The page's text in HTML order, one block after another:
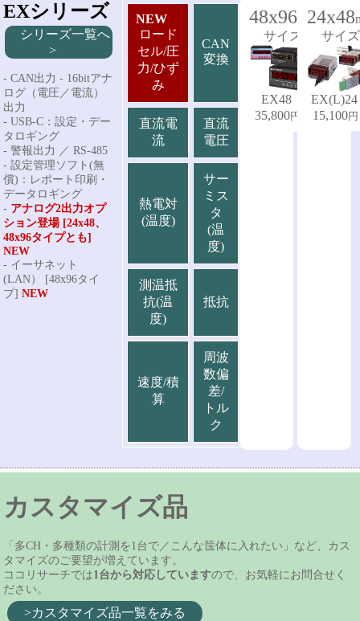
EXシリーズ
シリーズ一覧へ
>
- CAN出力 - 16bitアナ
ログ（電圧／電流）
出力
- USB-C：設定・デー
タロギング
- 警報出力 ／ RS-485
- 設定管理ソフト(無
償)：レポート印刷・
データロギング
- アナログ2出力オプ
ション登場 [24x48、
48x96タイプとも]
NEW
- イーサネット
(LAN） [48x96タイ
プ] NEW
NEW
ロード
セル/圧
力/ひず
み
CAN
変換
直流電
流
直流
電圧
熱電対
(温度)
サー
ミス
タ
(温
度)
測温抵
抗(温
度)
抵抗
速度/積
算
周波
数偏
差/
トル
ク
48x96 mm
サイズ
EX48：
35,800円～
24x48
サイズ
EX(L)24
15,100
カスタマイズ品
「多CH・多種類の計測を1台で／こんな筺体に入れたい」など、カス
タマイズのご要望が増えています。
ココリサーチでは1台から対応していますので、お気軽にお問合せく
ださい。
>カスタマイズ品一覧をみる